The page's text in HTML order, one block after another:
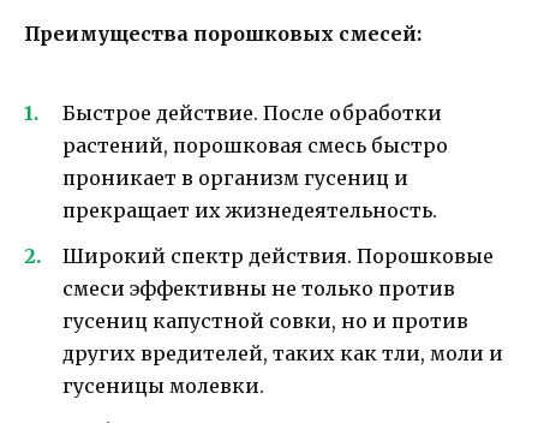
Преимущества порошковых смесей:
Быстрое действие. После обработки
растений, порошковая смесь быстро
проникает в организм гусениц и
прекращает их жизнедеятельность.
Широкий спектр действия. Порошковые
смеси эффективны не только против
гусениц капустной совки, но и против
других вредителей, таких как тли, моли и
гусеницы молевки.